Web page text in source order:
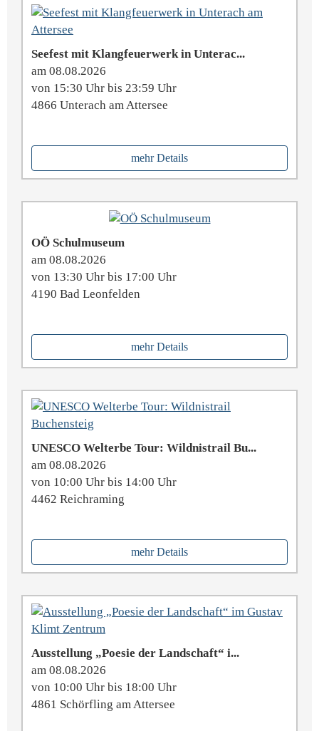
Seefest mit Klangfeuerwerk in Unterac...
am 08.08.2026
von 15:30 Uhr bis 23:59 Uhr
4866 Unterach am Attersee
mehr Details
OÖ Schulmuseum
am 08.08.2026
von 13:30 Uhr bis 17:00 Uhr
4190 Bad Leonfelden
mehr Details
UNESCO Welterbe Tour: Wildnistrail Bu...
am 08.08.2026
von 10:00 Uhr bis 14:00 Uhr
4462 Reichraming
mehr Details
Ausstellung „Poesie der Landschaft“ i...
am 08.08.2026
von 10:00 Uhr bis 18:00 Uhr
4861 Schörfling am Attersee